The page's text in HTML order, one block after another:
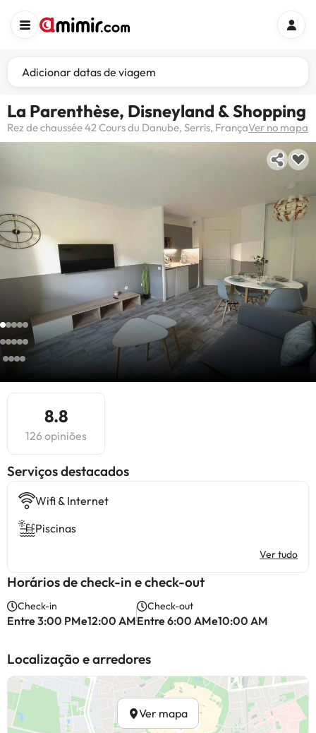
Adicionar datas de viagem
La Parenthèse, Disneyland & Shopping
Rez de chaussée 42 Cours du Danube, Serris, FrançaVer no mapa
8.8
126 opiniões
Serviços destacados
Wifi & Internet
Piscinas
Ver tudo
Horários de check-in e check-out
Check-in
Entre 3:00 PMe12:00 AM
Check-out
Entre 6:00 AMe10:00 AM
Localização e arredores
Ver mapa